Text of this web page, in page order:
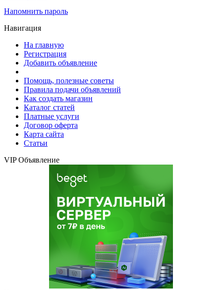
Напомнить пароль
Навигация
На главную
Регистрация
Добавить объявление
Помощь, полезные советы
Правила подачи объявлений
Как создать магазин
Каталог статей
Платные услуги
Договор оферта
Карта сайта
Статьи
VIP Объявление